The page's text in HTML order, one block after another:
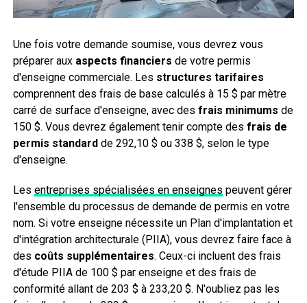
Une fois votre demande soumise, vous devrez vous
préparer aux aspects financiers de votre permis
d'enseigne commerciale. Les structures tarifaires
comprennent des frais de base calculés à 15 $ par mètre
carré de surface d'enseigne, avec des frais minimums de
150 $. Vous devrez également tenir compte des frais de
permis standardde 292,10 $ ou 338 $, selon le type
d'enseigne.
Les entreprises spécialisées en enseignes peuvent gérer
l'ensemble du processus de demande de permis en votre
nom. Si votre enseigne nécessite un Plan d'implantation et
d'intégration architecturale (PIIA), vous devrez faire face à
des coûts supplémentaires. Ceux-ci incluent des frais
d'étude PIIA de 100 $ par enseigne et des frais de
conformité allant de 203 $ à 233,20 $. N'oubliez pas les